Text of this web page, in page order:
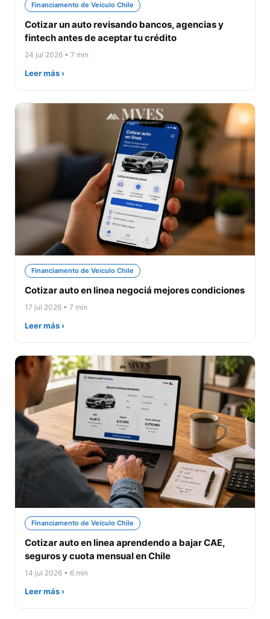
Financiamento de Veículo Chile
Cotizar un auto revisando bancos, agencias y
fintech antes de aceptar tu crédito
24 jul 2026 • 7 min
Leer más ›
Financiamento de Veículo Chile
Cotizar auto en linea negociá mejores condiciones
17 jul 2026 • 7 min
Leer más ›
Financiamento de Veículo Chile
Cotizar auto en linea aprendendo a bajar CAE,
seguros y cuota mensual en Chile
14 jul 2026 • 6 min
Leer más ›